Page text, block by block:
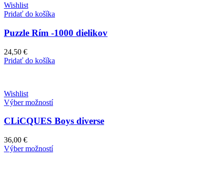
Wishlist
Pridať do košíka
Puzzle Rím -1000 dielikov
24,50 €
Pridať do košíka
Wishlist
Výber možností
CLiCQUES Boys diverse
36,00 €
Výber možností